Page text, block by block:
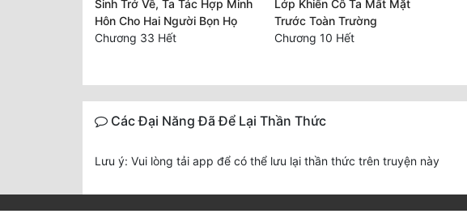
Sinh Trở Về, Ta Tác Hợp Minh
Hôn Cho Hai Người Bọn Họ
Chương 33 Hết
Lớp Khiến Cô Ta Mất Mặt
Trước Toàn Trường
Chương 10 Hết
Các Đại Năng Đã Để Lại Thần Thức
Lưu ý: Vui lòng tải app để có thể lưu lại thần thức trên truyện này